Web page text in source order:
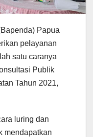
Papua
pelayanan
satu caranya
Publik
Tahun 2021,
luring dan
mendapatkan